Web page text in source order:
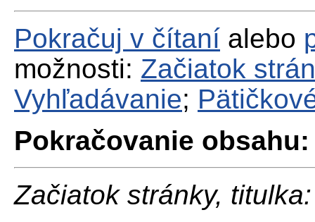
Pokračuj v čítaní alebo
možnosti: Začiatok
Vyhľadávanie;
Pokračovanie obsahu:
Začiatok stránky, titulka: